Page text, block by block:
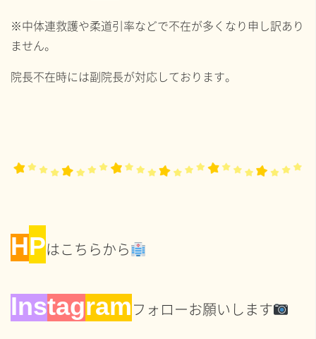
※中体連救護や柔道引率などで不在が多くなり申し訳あり
ません。
院長不在時には副院長が対応しております。
HPはこちらから
Instagramフォローお願いします